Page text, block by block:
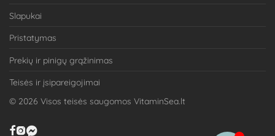
Slapukai
Pristatymas
Prekių ir pinigų grąžinimas
Teisės ir įsipareigojimai
© 2026 Visos teisės saugomos VitaminSea.lt